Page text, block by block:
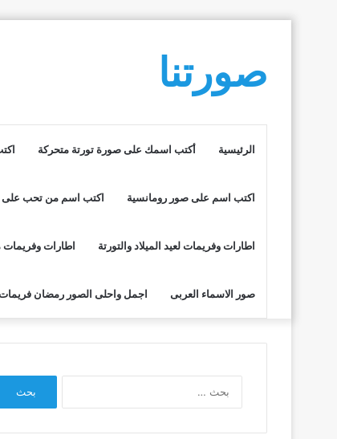
صورتنا
الرئيسية أكتب اسمك على صورة تورتة متحركة
اكتب اسم على صور رومانسية اكتب اسم من تحب على
اطارات وفريمات لعيد الميلاد والتورتة اطارات وفريمات
صور الاسماء العربى اجمل واحلى الصور رمضان